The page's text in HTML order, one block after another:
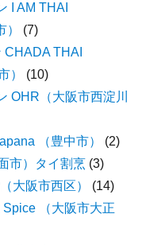
I AM THAI
(7)
CHADA THAI
）
(10)
OHR（大阪市西淀川
（豊中市）
(2)
市）タイ割烹 (3)
大阪市西区）
(14)
（大阪市大正